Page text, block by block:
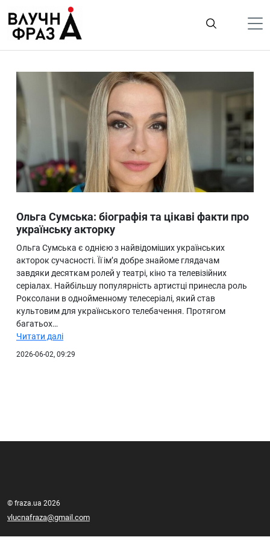
содержимому
ТехноНаука
Людина
Ukraine
Про нас
Ольга Сумська: біографія та цікаві факти про
українську акторку
Ольга Сумська є однією з найвідоміших українських
акторок сучасності. Її ім’я добре знайоме глядачам
завдяки десяткам ролей у театрі, кіно та телевізійних
серіалах. Найбільшу популярність артистці принесла роль
Роксолани в однойменному телесеріалі, який став
культовим для українського телебачення. Протягом
багатьох…
Читати далі
2026-06-02, 09:29
© fraza.ua 2026
vlucnafraza@gmail.com